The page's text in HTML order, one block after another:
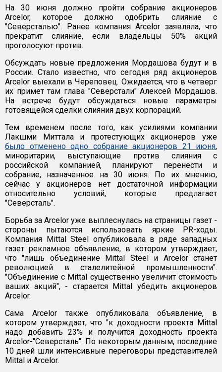
На 30 июня должно пройти собрание акционеров
Arcelor, которое должно одобрить слияние с
"Северсталью". Ранее компания Arcelor заявляла, что
прекратит слияние, если владельцы 50% акций
проголосуют против.
Обсуждать новые предложения Мордашова будут и в
России. Стало известно, что сегодня ряд акционеров
Arcelor выехали в Череповец. Ожидается, что в четверг
их примет там глава "Северстали" Алексей Мордашов.
На встрече будут обсуждаться новые параметры
готовящейся сделки слияния двух корпораций.
Тем временем после того, как усилиями компании
Лакшми Миттала и протестующих акционеров уже
было отменено одно собрание акционеров 21 июня,
миноритарии, выступающие против слияния с
российской компанией, планируют перенести и
собрание, назначенное на 30 июня. По их мнению,
сейчас у акционеров нет достаточной информации
относительно условий, которые предлагает
"Северсталь".
Борьба за Arcelor уже выплеснулась на страницы газет -
стороны пытаются использовать яркие PR-ходы.
Компания Mittal Steel опубликовала в ряде западных
газет рекламное объявление, в котором утверждает,
что "лишь объединение Mittal Steel и Arcelor станет
революцией в сталелитейной промышленности".
"Объединение с Mittal существенно увеличит стоимость
ваших акций", - старается Mittal убедить акционеров
Arcelor.
Сама Arcelor также опубликовала объявление, в
котором утверждает, что "к доходности проекта Mittal
надо добавить 23% и получится доходность проекта
Arcelor-"Северсталь". По некоторым данным, последние
10 дней шли интенсивные переговоры представителей
Mittal и Arcelor.